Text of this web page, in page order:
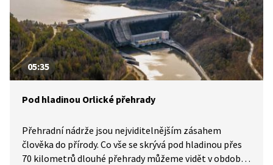
05:35
Pod hladinou Orlické přehrady
Přehradní nádrže jsou nejviditelnějším zásahem
člověka do přírody. Co vše se skrývá pod hladinou přes
70 kilometrů dlouhé přehrady můžeme vidět v období,